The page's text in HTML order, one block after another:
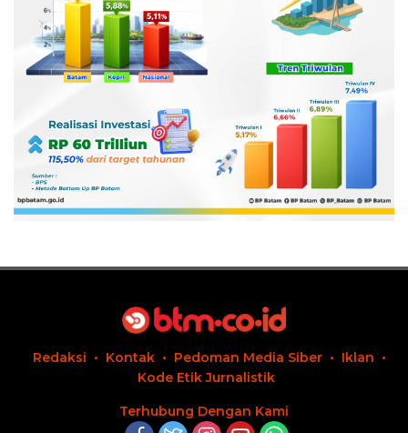
Redaksi Kontak Pedoman Media Siber
Iklan
Kode Etik Jurnalistik
Terhubung Dengan Kami